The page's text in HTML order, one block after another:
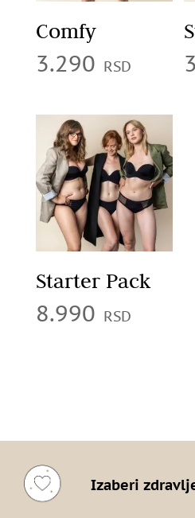
Comfy
3.290
Starter Pack
8.990
Izaberi